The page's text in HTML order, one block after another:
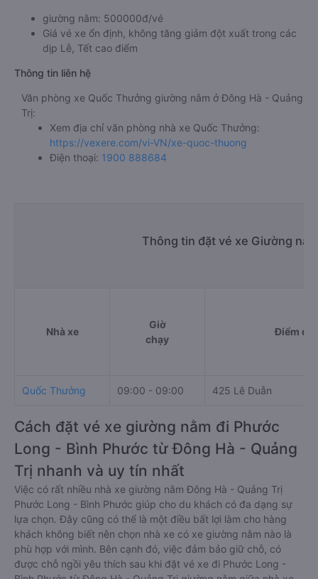
giường nằm: 500000đ/vé
Giá vé xe ổn định, không tăng giảm đột xuất trong các
dịp Lễ, Tết cao điểm
Thông tin liên hệ
Văn phòng xe Quốc Thưởng giường nằm ở Đông Hà - Quảng
Trị:
Xem địa chỉ văn phòng nhà xe Quốc Thưởng:
https://vexere.com/vi-VN/xe-quoc-thuong
Điện thoại: 1900 888684
Thông tin đặt vé xe Giường
Nhà xe
Giờ
chạy
Điểm đi
Quốc Thưởng 09:00 - 09:00 425 Lê Duẫn
Cách đặt vé xe giường nằm đi Phước
Long - Bình Phước từ Đông Hà - Quảng
Trị nhanh và uy tín nhất
Việc có rất nhiều nhà xe giường nằm Đông Hà - Quảng Trị
Phước Long - Bình Phước giúp cho du khách có đa dạng sự
lựa chọn. Đây cũng có thể là một điều bất lợi làm cho hàng
khách không biết nên chọn nhà xe có xe giường nằm nào là
phù hợp với mình. Bên cạnh đó, việc đảm bảo giữ chỗ, có
được chỗ ngồi yêu thích sau khi đặt vé xe đi Phước Long -